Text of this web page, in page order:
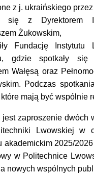
z j. ukraińskiego
się z Dyrektorem
Żukowskim,
Fundację Instytutu
gdzie spotkały
Wałęsą oraz
Podczas
które mają być wspólnie
jest zaproszenie dwóch
Lwowskiej w
akademickim 2025/
w Politechnice
nowych wspólnych